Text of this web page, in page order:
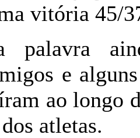
vitória 45/
palavra
e
ao longo
atletas.